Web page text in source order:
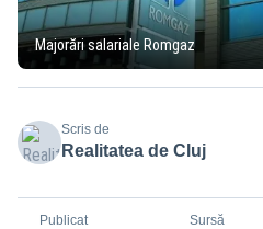
Majorări salariale Romgaz
Scris de
Realitatea de Cluj
Publicat Sursă